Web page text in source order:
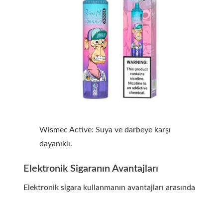
Wismec Active: Suya ve darbeye karşı
dayanıklı.
Elektronik Sigaranın Avantajları
Elektronik sigara kullanmanın avantajları arasında